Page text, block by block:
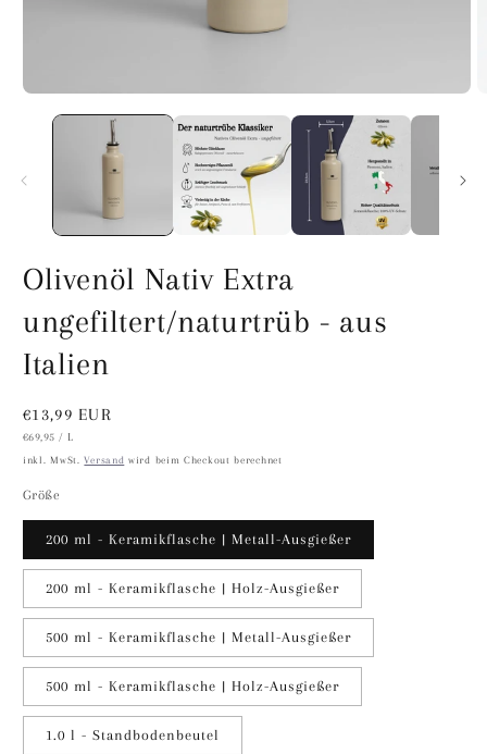
Olivenöl Nativ Extra
ungefiltert/naturtrüb - aus
Italien
Normaler
Preis
€13,99 EUR
STÜCKPREIS
€69,95 / PRO
L
inkl. MwSt.Versand wird beim Checkout berechnet
Größe
200 ml - Keramikflasche | Metall-Ausgießer
200 ml - Keramikflasche | Holz-Ausgießer
500 ml - Keramikflasche | Metall-Ausgießer
500 ml - Keramikflasche | Holz-Ausgießer
1.0 l - Standbodenbeutel